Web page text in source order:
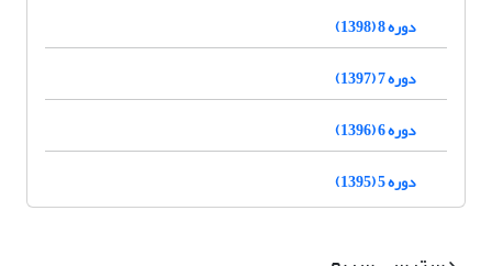
دوره 8 (1398)
دوره 7 (1397)
دوره 6 (1396)
دوره 5 (1395)